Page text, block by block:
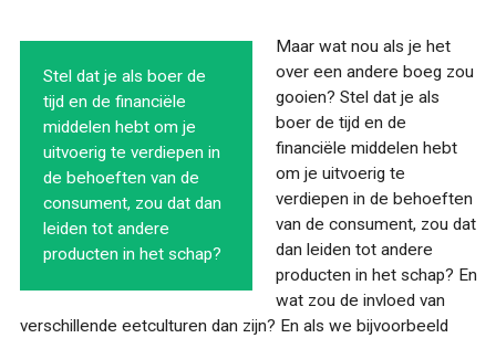
Stel dat je als boer de
tijd en de financiële
middelen hebt om je
uitvoerig te verdiepen in
de behoeften van de
consument, zou dat dan
leiden tot andere
producten in het schap?
Maar wat nou als je het
over een andere boeg zou
gooien? Stel dat je als
boer de tijd en de
financiële middelen hebt
om je uitvoerig te
verdiepen in de behoeften
van de consument, zou dat
dan leiden tot andere
producten in het schap? En
wat zou de invloed van
verschillende eetculturen dan zijn? En als we bijvoorbeeld